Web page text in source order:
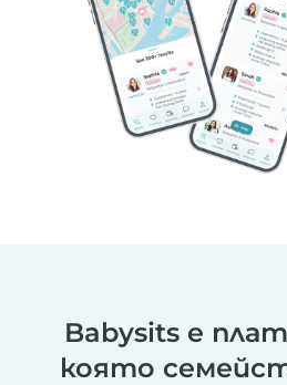
Babysits е
която